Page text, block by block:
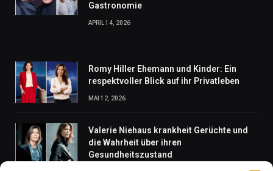
Gastronomie
APRIL 14, 2026
Romy Hiller Ehemann und Kinder: Ein
respektvoller Blick auf ihr Privatleben
MAI 12, 2026
Valerie Niehaus krankheit Gerüchte und
die Wahrheit über ihren
Gesundheitszustand